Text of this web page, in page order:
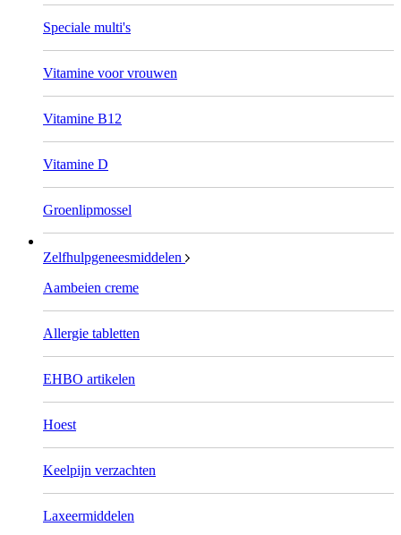
Speciale multi's
Vitamine voor vrouwen
Vitamine B12
Vitamine D
Groenlipmossel
Zelfhulpgeneesmiddelen
Aambeien creme
Allergie tabletten
EHBO artikelen
Hoest
Keelpijn verzachten
Laxeermiddelen